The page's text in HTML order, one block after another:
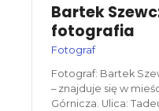
Bartek
fotografia
Fotograf
Fotograf: Bartek
– znajduje się w
Górnicza. Ulica: